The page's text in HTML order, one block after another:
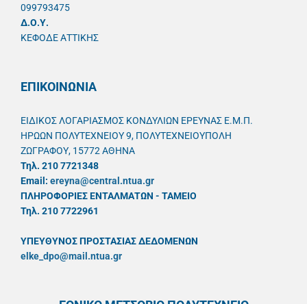
099793475
Δ.Ο.Υ.
ΚΕΦΟΔΕ ΑΤΤΙΚΗΣ
ΕΠΙΚΟΙΝΩΝΙΑ
ΕΙΔΙΚΟΣ ΛΟΓΑΡΙΑΣΜΟΣ ΚΟΝΔΥΛΙΩΝ ΕΡΕΥΝΑΣ Ε.Μ.Π.
ΗΡΩΩΝ ΠΟΛΥΤΕΧΝΕΙΟΥ 9, ΠΟΛΥΤΕΧΝΕΙΟΥΠΟΛΗ
ΖΩΓΡΑΦΟΥ, 15772 ΑΘΗΝΑ
Τηλ. 210 7721348
Email: ereyna@central.ntua.gr
ΠΛΗΡΟΦΟΡΙΕΣ ΕΝΤΑΛΜΑΤΩΝ - ΤΑΜΕΙΟ
Τηλ. 210 7722961
ΥΠΕΥΘYΝΟΣ ΠΡΟΣΤΑΣΙΑΣ ΔΕΔΟΜΕΝΩΝ
elke_dpo@mail.ntua.gr